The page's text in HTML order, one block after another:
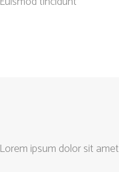
Lorem ipsum dolor sit amet